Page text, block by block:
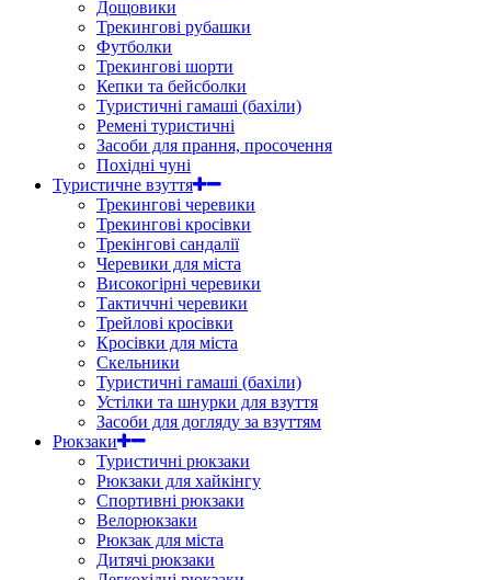
Дощовики
Трекингові рубашки
Футболки
Трекингові шорти
Кепки та бейсболки
Туристичні гамаші (бахіли)
Ремені туристичні
Засоби для прання, просочення
Похідні чуні
Туристичне взуття
Трекингові черевики
Трекингові кросівки
Трекінгові сандалії
Черевики для міста
Високогірні черевики
Тактиччні черевики
Трейлові кросівки
Кросівки для міста
Скельники
Туристичні гамаші (бахіли)
Устілки та шнурки для взуття
Засоби для догляду за взуттям
Рюкзаки
Туристичні рюкзаки
Рюкзаки для хайкінгу
Спортивні рюкзаки
Велорюкзаки
Рюкзак для міста
Дитячі рюкзаки